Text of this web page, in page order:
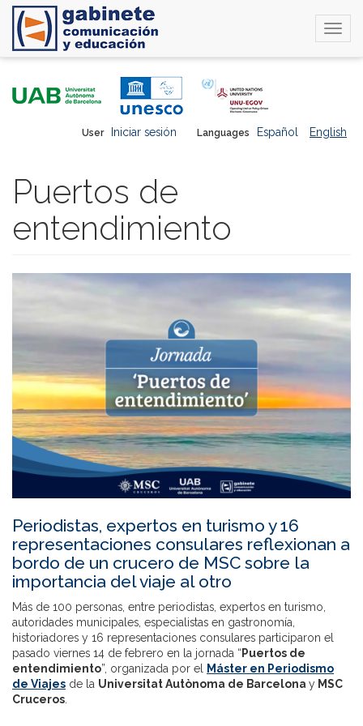
Languages Español English
User Iniciar sesión
Puertos de
entendimiento
Periodistas, expertos en turismo y 16
representaciones consulares reflexionan a
bordo de un crucero de MSC sobre la
importancia del viaje al otro
Más de 100 personas, entre periodistas, expertos en turismo,
autoridades municipales, especialistas en gastronomía,
historiadores y 16 representaciones consulares participaron el
pasado viernes 14 de febrero en la jornada “ Puertos de
entendimiento”, organizada por el Máster en Periodismo
de Viajes de la Universitat Autònoma de Barcelona y MSC
Cruceros.